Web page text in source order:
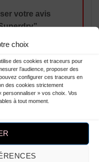
choix
des cookies et traceurs pour
l’audience, proposer des
configurer ces traceurs en
des cookies strictement
personnaliser » vos choix. Vos
à tout moment.
votre avis
pour publier